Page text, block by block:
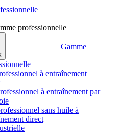
professionnelle
Gamme
à entraînement
à entraînement par
sans huile à
direct